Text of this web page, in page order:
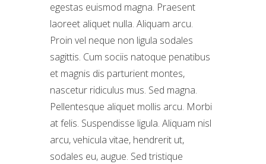
egestas euismod magna. Praesent
laoreet aliquet nulla. Aliquam arcu.
Proin vel neque non ligula sodales
sagittis. Cum sociis natoque penatibus
et magnis dis parturient montes,
nascetur ridiculus mus. Sed magna.
Pellentesque aliquet mollis arcu. Morbi
at felis. Suspendisse ligula. Aliquam nisl
arcu, vehicula vitae, hendrerit ut,
sodales eu, augue. Sed tristique